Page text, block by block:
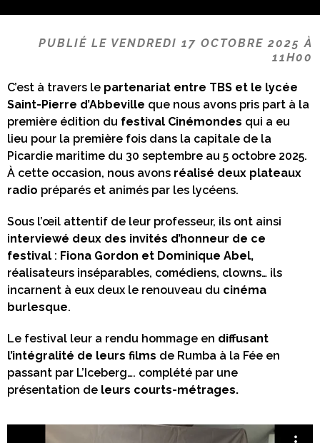
PUBLIÉ LE VENDREDI 17 OCTOBRE 2025 À
11H00
C’est à travers le partenariat entre TBS et le lycée
Saint-Pierre d’Abbeville que nous avons pris part à la
première édition du festival Cinémondes qui a eu
lieu pour la première fois dans la capitale de la
Picardie maritime du 30 septembre au 5 octobre 2025.
À cette occasion, nous avons réalisé deux plateaux
radio préparés et animés par les lycéens.
Sous l’œil attentif de leur professeur, ils ont ainsi
interviewé deux des invités d’honneur de ce
festival : Fiona Gordon et Dominique Abel,
réalisateurs inséparables, comédiens, clowns… ils
incarnent à eux deux le renouveau du cinéma
burlesque.
Le festival leur a rendu hommage en diffusant
l’intégralité de leurs films de Rumba à la Fée en
passant par L’Iceberg…. complété par une
présentation de leurs courts-métrages.